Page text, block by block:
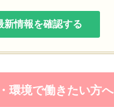
新情報を確認する
環境で働きたい方へ